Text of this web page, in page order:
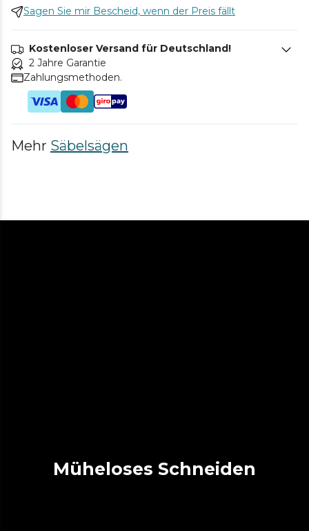
Sagen Sie mir Bescheid, wenn der Preis fällt
Kostenloser Versand für Deutschland!
2 Jahre Garantie
Zahlungsmethoden.
Mehr Säbelsägen
Müheloses Schneiden